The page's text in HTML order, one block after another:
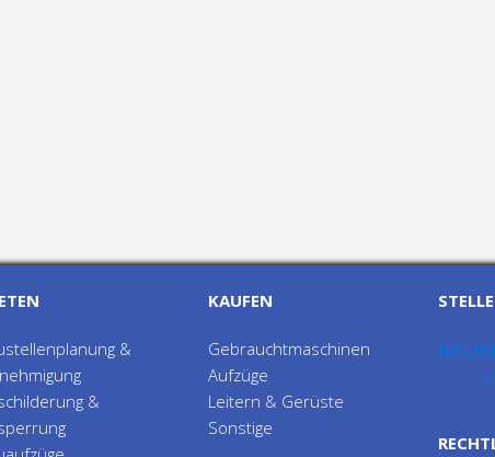
&
&
KAUFEN
Gebrauchtmaschinen
Aufzüge
Leitern & Gerüste
Sonstige
/